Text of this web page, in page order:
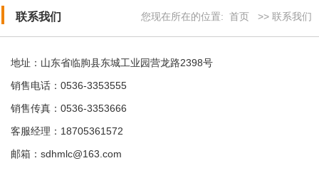
您现在所在的位置: 首页 >> 联系我们
联系我们
地址：山东省临朐县东城工业园营龙路2398号
销售电话：0536-3353555
销售传真：0536-3353666
客服经理：18705361572
邮箱： sdhmlc@163.com